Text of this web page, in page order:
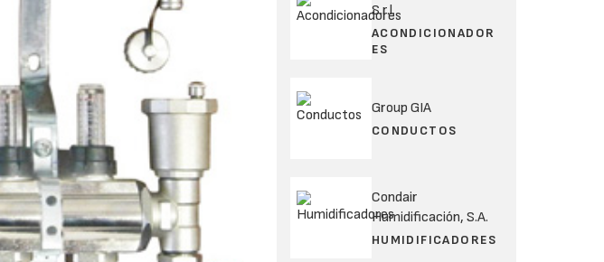
S.r.l.
ACONDICIONADOR
ES
Group GIA
CONDUCTOS
Condair
Humidificación, S.A.
HUMIDIFICADORES